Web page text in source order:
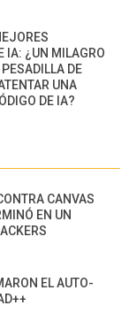
IA: ¿UN MILAGRO
DE
UNA
DE IA?
CANVAS
EN UN
EL AUTO-